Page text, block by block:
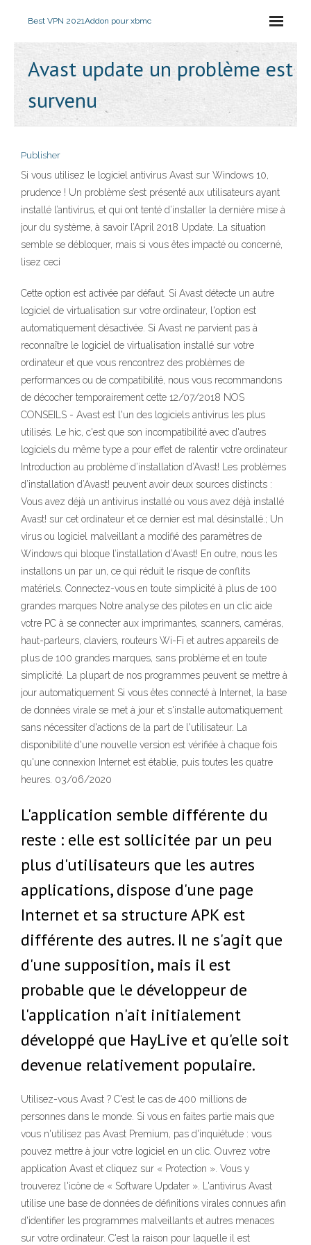
Best VPN 2021Addon pour xbmc
Avast update un problème est
survenu
Publisher
Si vous utilisez le logiciel antivirus Avast sur Windows 10,
prudence ! Un problème s’est présenté aux utilisateurs ayant
installé l’antivirus, et qui ont tenté d’installer la dernière mise à
jour du système, à savoir l’April 2018 Update. La situation
semble se débloquer, mais si vous êtes impacté ou concerné,
lisez ceci
Cette option est activée par défaut. Si Avast détecte un autre
logiciel de virtualisation sur votre ordinateur, l'option est
automatiquement désactivée. Si Avast ne parvient pas à
reconnaître le logiciel de virtualisation installé sur votre
ordinateur et que vous rencontrez des problèmes de
performances ou de compatibilité, nous vous recommandons
de décocher temporairement cette 12/07/2018 NOS
CONSEILS - Avast est l'un des logiciels antivirus les plus
utilisés. Le hic, c'est que son incompatibilité avec d'autres
logiciels du même type a pour effet de ralentir votre ordinateur
Introduction au problème d’installation d’Avast! Les problèmes
d’installation d’Avast! peuvent avoir deux sources distincts :
Vous avez déjà un antivirus installé ou vous avez déjà installé
Avast! sur cet ordinateur et ce dernier est mal désinstallé.; Un
virus ou logiciel malveillant a modifié des paramètres de
Windows qui bloque l’installation d’Avast! En outre, nous les
installons un par un, ce qui réduit le risque de conflits
matériels. Connectez-vous en toute simplicité à plus de 100
grandes marques Notre analyse des pilotes en un clic aide
votre PC à se connecter aux imprimantes, scanners, caméras,
haut-parleurs, claviers, routeurs Wi-Fi et autres appareils de
plus de 100 grandes marques, sans problème et en toute
simplicité. La plupart de nos programmes peuvent se mettre à
jour automatiquement Si vous êtes connecté à Internet, la base
de données virale se met à jour et s'installe automatiquement
sans nécessiter d'actions de la part de l'utilisateur. La
disponibilité d'une nouvelle version est vérifiée à chaque fois
qu'une connexion Internet est établie, puis toutes les quatre
heures. 03/06/2020
L'application semble différente du
reste : elle est sollicitée par un peu
plus d'utilisateurs que les autres
applications, dispose d'une page
Internet et sa structure APK est
différente des autres. Il ne s'agit que
d'une supposition, mais il est
probable que le développeur de
l'application n'ait initialement
développé que HayLive et qu'elle soit
devenue relativement populaire.
Utilisez-vous Avast ? C'est le cas de 400 millions de
personnes dans le monde. Si vous en faites partie mais que
vous n'utilisez pas Avast Premium, pas d'inquiétude : vous
pouvez mettre à jour votre logiciel en un clic. Ouvrez votre
application Avast et cliquez sur « Protection ». Vous y
trouverez l'icône de « Software Updater ». L'antivirus Avast
utilise une base de données de définitions virales connues afin
d'identifier les programmes malveillants et autres menaces
sur votre ordinateur. C'est la raison pour laquelle il est